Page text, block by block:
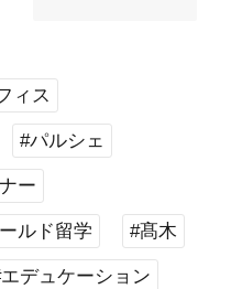
ィス
#パルシェ
ー
ルド留学 #髙木
デュケーション